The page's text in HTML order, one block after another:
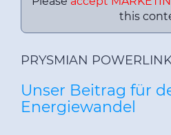
this
PRYSMIAN
Unser Beitrag für
Energiewandel